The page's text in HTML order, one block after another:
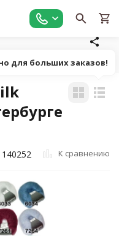
140252 К сравнению
для больших заказов!